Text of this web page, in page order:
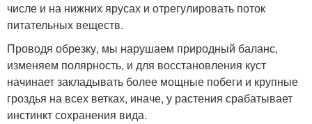
числе и на нижних ярусах и отрегулировать поток
питательных веществ.
Проводя обрезку, мы нарушаем природный баланс,
изменяем полярность, и для восстановления куст
начинает закладывать более мощные побеги и крупные
гроздья на всех ветках, иначе, у растения срабатывает
инстинкт сохранения вида.